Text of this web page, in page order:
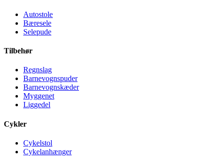
Autostole
Bæresele
Selepude
Tilbehør
Regnslag
Barnevognspuder
Barnevognskæder
Myggenet
Liggedel
Cykler
Cykelstol
Cykelanhænger